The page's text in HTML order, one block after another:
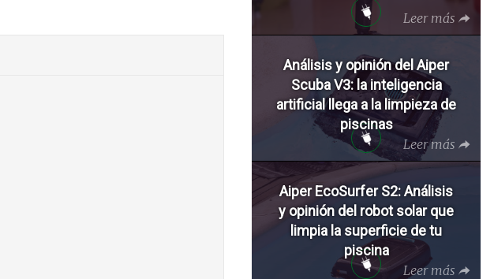
Leer más
Análisis y opinión del Aiper
Scuba V3: la inteligencia
artificial llega a la limpieza de
piscinas
Leer más
Aiper EcoSurfer S2: Análisis
y opinión del robot solar que
limpia la superficie de tu
piscina
Leer más